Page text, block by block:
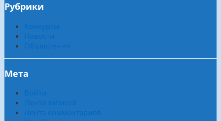
Рубрики
Конкурсы
Новости
Объявления
Мета
Войти
Лента записей
Лента комментариев